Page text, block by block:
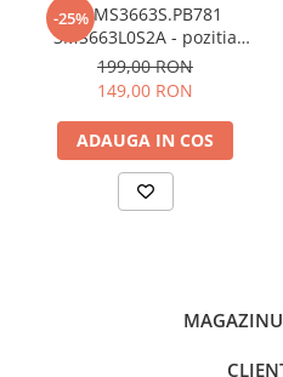
-25%TP.MS3663S.PB781
3MS663L0S2A - pozitia
MX22
199,00 RON
149,00 RON
ADAUGA IN COS